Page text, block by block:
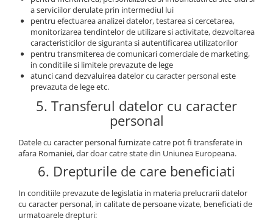
a serviciilor derulate prin intermediul lui
pentru efectuarea analizei datelor, testarea si cercetarea,
monitorizarea tendintelor de utilizare si activitate, dezvoltarea
caracteristicilor de siguranta si autentificarea utilizatorilor
pentru transmiterea de comunicari comerciale de marketing,
in conditiile si limitele prevazute de lege
atunci cand dezvaluirea datelor cu caracter personal este
prevazuta de lege etc.
5. Transferul datelor cu caracter
personal
Datele cu caracter personal furnizate catre pot fi transferate in
afara Romaniei, dar doar catre state din Uniunea Europeana.
6. Drepturile de care beneficiati
In conditiile prevazute de legislatia in materia prelucrarii datelor
cu caracter personal, in calitate de persoane vizate, beneficiati de
urmatoarele drepturi: